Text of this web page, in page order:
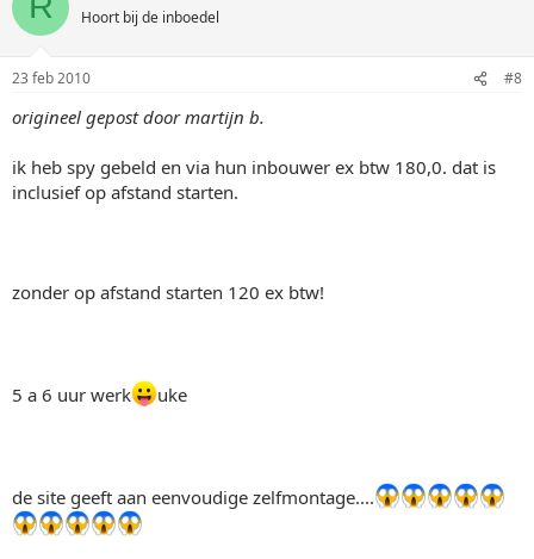
Hoort bij de inboedel
23 feb 2010 #8
origineel gepost door martijn b.
ik heb spy gebeld en via hun inbouwer ex btw 180,0. dat is
inclusief op afstand starten.
zonder op afstand starten 120 ex btw!
5 a 6 uur werk uke
de site geeft aan eenvoudige zelfmontage....